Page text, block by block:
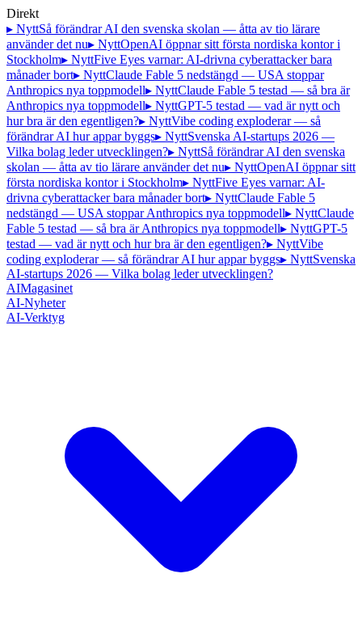
Direkt
▸ NyttSå förändrar AI den svenska skolan — åtta av tio lärare
använder det nu▸ NyttOpenAI öppnar sitt första nordiska kontor i
Stockholm▸ NyttFive Eyes varnar: AI-drivna cyberattacker bara
månader bort▸ NyttClaude Fable 5 nedstängd — USA stoppar
Anthropics nya toppmodell▸ NyttClaude Fable 5 testad — så bra är
Anthropics nya toppmodell▸ NyttGPT-5 testad — vad är nytt och
hur bra är den egentligen?▸ NyttVibe coding exploderar — så
förändrar AI hur appar byggs▸ NyttSvenska AI-startups 2026 —
Vilka bolag leder utvecklingen?▸ NyttSå förändrar AI den svenska
skolan — åtta av tio lärare använder det nu▸ NyttOpenAI öppnar sitt
första nordiska kontor i Stockholm▸ NyttFive Eyes varnar: AI-
drivna cyberattacker bara månader bort▸ NyttClaude Fable 5
nedstängd — USA stoppar Anthropics nya toppmodell▸ NyttClaude
Fable 5 testad — så bra är Anthropics nya toppmodell▸ NyttGPT-5
testad — vad är nytt och hur bra är den egentligen?▸ NyttVibe
coding exploderar — så förändrar AI hur appar byggs▸ NyttSvenska
AI-startups 2026 — Vilka bolag leder utvecklingen?
AIMagasinet
AI-Nyheter
AI-Verktyg